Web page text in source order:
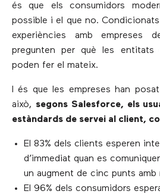
és que els consumidors
possible i el que no.
experiències amb empreses
pregunten per què les
poden fer el mateix.
I és que les empreses han
això, segons Salesforce, els
estàndards de servei al client,
El 83% dels clients esperen
d’immediat quan es
un augment de cinc punts
El 96% dels consumidors